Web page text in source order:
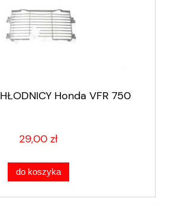
Honda VFR 750
29,00 zł
do koszyka